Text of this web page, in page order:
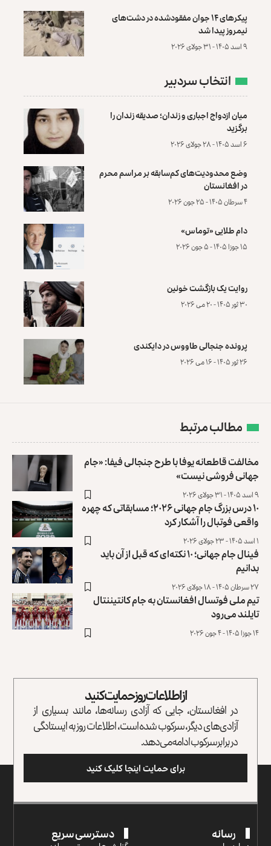
پیکرهای ۱۴ جوان مفقودشده در دشت‌های
نیمروز پیدا شد
۹ اسد ۱۴۰۵ - ۳۱ جولای ۲۰۲۶
انتخاب سردبیر
میان ازدواج اجباری و زندان؛ صدیقه زندان را
برگزید
۶ اسد ۱۴۰۵ - ۲۸ جولای ۲۰۲۶
وضع محدودیت‌های کم‌سابقه بر مراسم محرم
در افغانستان
۴ سرطان ۱۴۰۵ - ۲۵ جون ۲۰۲۶
دام طلایی «توماس»
۱۵ جوزا ۱۴۰۵ - ۵ جون ۲۰۲۶
روایت یک بازگشت خونین
۳۰ ثور ۱۴۰۵ - ۲۰ می ۲۰۲۶
پرونده‌ جنجالی طاووس در دایکندی
۲۶ ثور ۱۴۰۵ - ۱۶ می ۲۰۲۶
مطالب مرتبط
مخالفت قاطعانه یوفا با طرح جنجالی فیفا: «جام
جهانی فروشی نیست»
۹ اسد ۱۴۰۵ - ۳۱ جولای ۲۰۲۶
۱۰ درس بزرگ جام جهانی ۲۰۲۶؛ مسابقاتی که چهره
واقعی فوتبال را آشکار کرد
۱ اسد ۱۴۰۵ - ۲۳ جولای ۲۰۲۶
فینال جام جهانی؛ ۱۰ نکته‌ای که قبل از آن باید
بدانیم
۲۷ سرطان ۱۴۰۵ - ۱۸ جولای ۲۰۲۶
تیم ملی فوتسال افغانستان به جام کانتیننتال
تایلند می‌رود
۱۴ جوزا ۱۴۰۵ - ۴ جون ۲۰۲۶
از اطلاعات روز حمایت کنید
در افغانستان، جایی که آزادی رسانه‌ها، مانند بسیاری از
آزادی‌های دیگر، سرکوب شده است، اطلاعات روز به ایستادگی
در برابر سرکوب ادامه می‌دهد.
برای حمایت اینجا کلیک کنید
رسانه دسترسی سریع